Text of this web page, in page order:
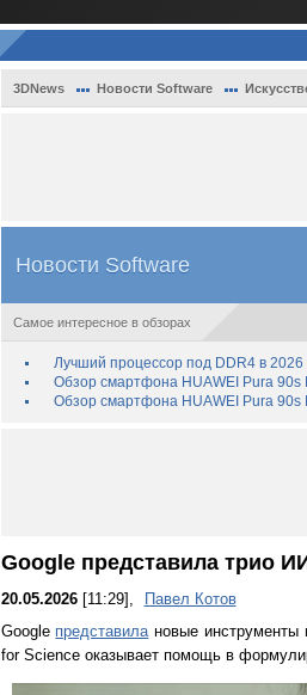
3DNews Новости Software
Новости Software
Самое интересное в обзорах
Лучший процессор под DDR4 в 2026
Обзор смартфона HUAWEI Pura 90s
Обзор смартфона HUAWEI Pura 90s
Google представила трио
20.05.2026[11:29],
Павел Котов
Google представилановые инструменты
for Science оказывает помощь в